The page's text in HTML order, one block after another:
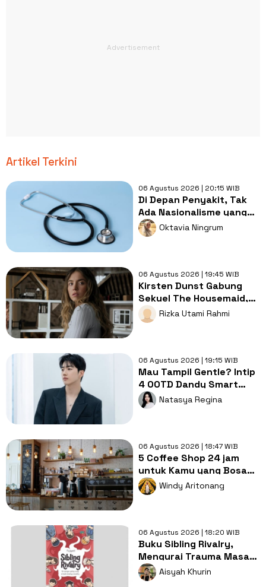
Artikel Terkini
06 Agustus 2026 | 20:15 WIB
Di Depan Penyakit, Tak
Ada Nasionalisme yang
Lebih Penting dari
Kesembuhan
Oktavia Ningrum
06 Agustus 2026 | 19:45 WIB
Kirsten Dunst Gabung
Sekuel The Housemaid,
Intip Sinopsis dan Jadwal
Tayang
Rizka Utami Rahmi
06 Agustus 2026 | 19:15 WIB
Mau Tampil Gentle? Intip
4 OOTD Dandy Smart
Casual ala Kang Hoon
Natasya Regina
06 Agustus 2026 | 18:47 WIB
5 Coffee Shop 24 jam
untuk Kamu yang Bosan
Nugas di Kos
Windy Aritonang
06 Agustus 2026 | 18:20 WIB
Buku Sibling Rivalry,
Mengurai Trauma Masa
Kecil dan Persaingan
Antarsaudara
Aisyah Khurin